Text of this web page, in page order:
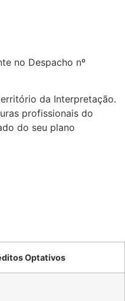
no Despacho nº
da Interpretação.
profissionais do
do seu plano
Optativos